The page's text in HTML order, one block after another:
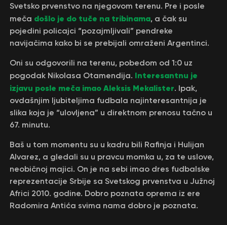
Svetsko prvenstvo na njegovom terenu. Pre i posle
meča došlo je do tuče na tribinama, a čak su
pojedini policajci “pozajmljivali” pendreke
navijačima kako bi se prebijali omraženi Argentinci.
Oni su odgovorili na terenu, pobedom od 1:0 uz
pogodak Nikolasa Otamendija. Interesantnu je
izjavu posle meča imao Aleksis Mekalister. Ipak,
ovdašnjim ljubiteljima fudbala najinteresantnija je
slika koja je “ulovljena” u direktnom prenosu tačno u
67. minutu.
Baš u tom momentu su u kadru bili Rafinja i Hulijan
Alvarez, a gledali su u pravcu momka u, za te uslove,
neobičnoj majici. On je na sebi imao dres fudbalske
reprezentacije Srbije sa Svetskog prvenstva u Južnoj
Africi 2010. godine. Dobro poznata oprema iz ere
Radomira Antića svima nama dobro je poznata.